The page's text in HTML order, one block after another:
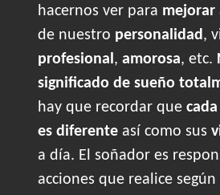
hacernos ver para mejorar
de nuestro personalidad,
profesional, amorosa, etc.
significado de sueño
hay que recordar que
es diferente así como sus
a día. El soñador es
acciones que realice